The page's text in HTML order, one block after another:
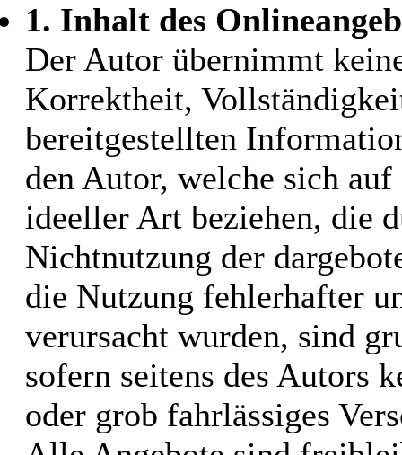
1. Inhalt des
Der Autor übernimmt
Korrektheit,
bereitgestellten
den Autor, welche sich
ideeller Art beziehen, die
Nichtnutzung der
die Nutzung fehlerhafter
verursacht wurden, sind
sofern seitens des Autors
oder grob fahrlässiges